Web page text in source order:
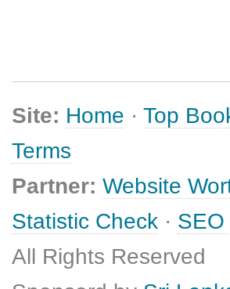
Site: Home · Top
Terms
Partner: Website
Statistic Check ·
All Rights Reserved